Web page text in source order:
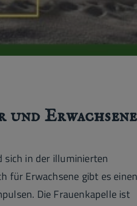
Erwachsene
sich in der illuminierten
für Erwachsene gibt es
Die Frauenkapelle ist